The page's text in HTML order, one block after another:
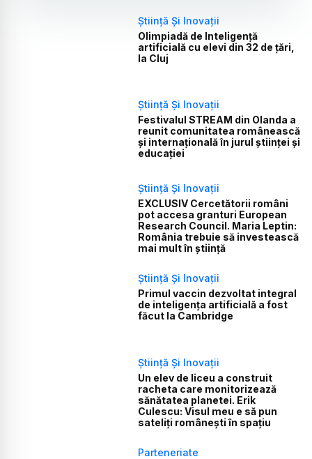
Știință Și Inovații
Olimpiadă de Inteligență
artificială cu elevi din 32 de țări,
la Cluj
Știință Și Inovații
Festivalul STREAM din Olanda a
reunit comunitatea românească
și internațională în jurul științei și
educației
Știință Și Inovații
EXCLUSIV Cercetătorii români
pot accesa granturi European
Research Council. Maria Leptin:
România trebuie să investească
mai mult în știință
Știință Și Inovații
Primul vaccin dezvoltat integral
de inteligența artificială a fost
făcut la Cambridge
Știință Și Inovații
Un elev de liceu a construit
racheta care monitorizează
sănătatea planetei. Erik
Culescu: Visul meu e să pun
sateliți românești în spațiu
Parteneriate